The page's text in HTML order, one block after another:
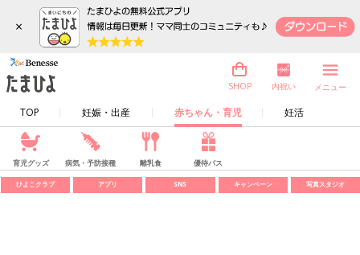
×
TOP 妊娠・出産 赤ちゃん・育児 妊活
SHOP 内祝い メニュー
育児グッズ 病気・予防接種 離乳食 優待パス
ひよこクラブ アプリ SNS キャンペーン 写真スタジオ